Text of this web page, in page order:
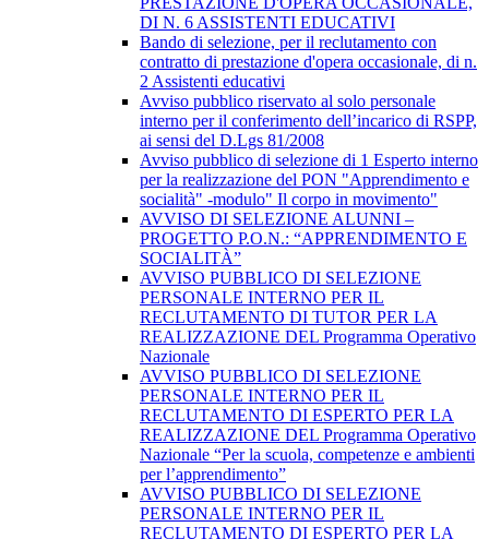
DI N. 6 ASSISTENTI EDUCATIVI
Bando di selezione, per il reclutamento con
contratto di prestazione d'opera occasionale, di n.
2 Assistenti educativi
Avviso pubblico riservato al solo personale
interno per il conferimento dell’incarico di RSPP,
ai sensi del D.Lgs 81/2008
Avviso pubblico di selezione di 1 Esperto interno
per la realizzazione del PON "Apprendimento e
socialità" -modulo" Il corpo in movimento"
AVVISO DI SELEZIONE ALUNNI –
PROGETTO P.O.N.: “APPRENDIMENTO E
SOCIALITÀ”
AVVISO PUBBLICO DI SELEZIONE
PERSONALE INTERNO PER IL
RECLUTAMENTO DI TUTOR PER LA
REALIZZAZIONE DEL Programma Operativo
Nazionale
AVVISO PUBBLICO DI SELEZIONE
PERSONALE INTERNO PER IL
RECLUTAMENTO DI ESPERTO PER LA
REALIZZAZIONE DEL Programma Operativo
Nazionale “Per la scuola, competenze e ambienti
per l’apprendimento”
AVVISO PUBBLICO DI SELEZIONE
PERSONALE INTERNO PER IL
RECLUTAMENTO DI ESPERTO PER LA